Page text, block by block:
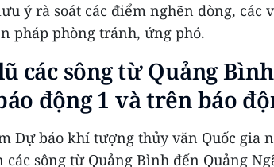
ý rà soát các điểm nghẽn dòng, các
pháp phòng tránh, ứng phó.
các sông từ Quảng
động 1 và trên báo
Dự báo khí tượng thủy văn Quốc gia
các sông từ Quảng Bình đến Quảng